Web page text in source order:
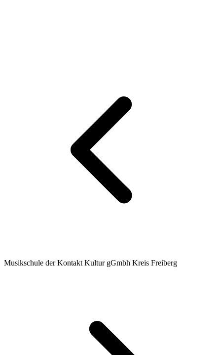
Musikschule der Kontakt Kultur gGmbh Kreis Freiberg